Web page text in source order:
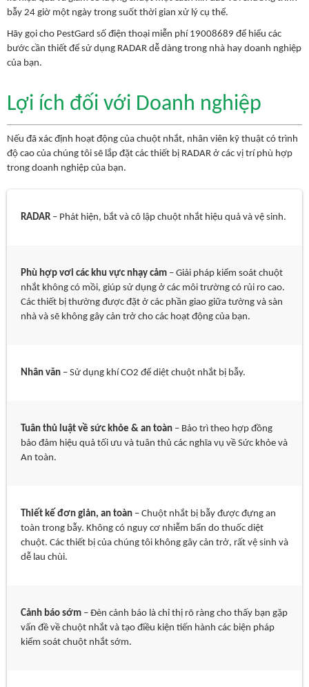
bẫy 24 giờ một ngày trong suốt thời gian xử lý cụ thể.
Hãy gọi cho PestGard số điện thoại miễn phí 19008689 để hiểu các
bước cần thiết để sử dụng RADAR dễ dàng trong nhà hay doanh nghiệp
của bạn.
Lợi ích đối với Doanh nghiệp
Nếu đã xác định hoạt động của chuột nhắt, nhân viên kỹ thuật có trình
độ cao của chúng tôi sẽ lắp đặt các thiết bị RADAR ở các vị trí phù hợp
trong doanh nghiệp của bạn.
RADAR – Phát hiện, bắt và cô lập chuột nhắt hiệu quả và vệ sinh.
Phù hợp vơi các khu vực nhạy cảm – Giải pháp kiểm soát chuột
nhắt không có mồi, giúp sử dụng ở các môi trường có rủi ro cao.
Các thiết bị thường được đặt ở các phần giao giữa tường và sàn
nhà và sẽ không gây cản trở cho các hoạt động của bạn.
Nhân văn – Sử dụng khí CO2 để diệt chuột nhắt bị bẫy.
Tuân thủ luật về sức khỏe & an toàn – Bảo trì theo hợp đồng
bảo đảm hiệu quả tối ưu và tuân thủ các nghĩa vụ về Sức khỏe và
An toàn.
Thiết kế đơn giản, an toàn – Chuột nhắt bị bẫy được đựng an
toàn trong bẫy. Không có nguy cơ nhiễm bẩn do thuốc diệt
chuột. Các thiết bị của chúng tôi không gây cản trở, rất vệ sinh và
dễ lau chùi.
Cảnh báo sớm – Đèn cảnh báo là chỉ thị rõ ràng cho thấy bạn gặp
vấn đề về chuột nhắt và tạo điều kiện tiến hành các biện pháp
kiểm soát chuột nhắt sớm.